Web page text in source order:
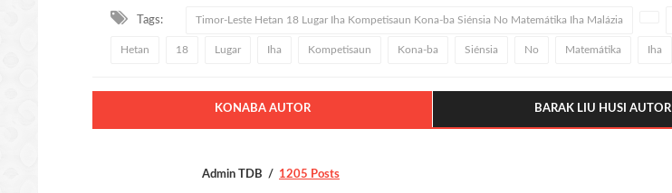
Tags: Timor-Leste Hetan 18 Lugar Iha Kompetisaun Kona-ba Siénsia No Matemátika Iha Malázia
Hetan 18 Lugar Iha Kompetisaun Kona-ba Siénsia No Matemátika Iha
KONABA AUTOR BARAK LIU HUSI AUTOR
Admin TDB 1205 Posts